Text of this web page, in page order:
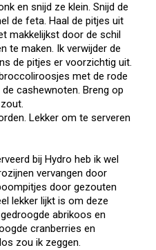
en snijd ze klein. Snijd de
de feta. Haal de pitjes uit
makkelijkst door de schil
te maken. Ik verwijder de
de pitjes er voorzichtig uit.
met de rode
cashewnoten. Breng op
Lekker om te serveren
bij Hydro heb ik wel
vervangen door
door gezouten
lekker lijkt is om deze
abrikoos en
cranberries en
zou ik zeggen.